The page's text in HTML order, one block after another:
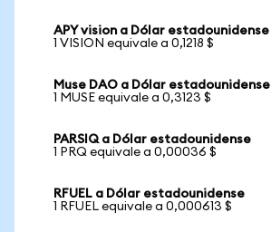
APY vision a Dólar estadounidense
1 VISION equivale a 0,1218 $
Muse DAO a Dólar estadounidense
1 MUSE equivale a 0,3123 $
PARSIQ a Dólar estadounidense
1 PRQ equivale a 0,00036 $
RFUEL a Dólar estadounidense
1 RFUEL equivale a 0,000613 $